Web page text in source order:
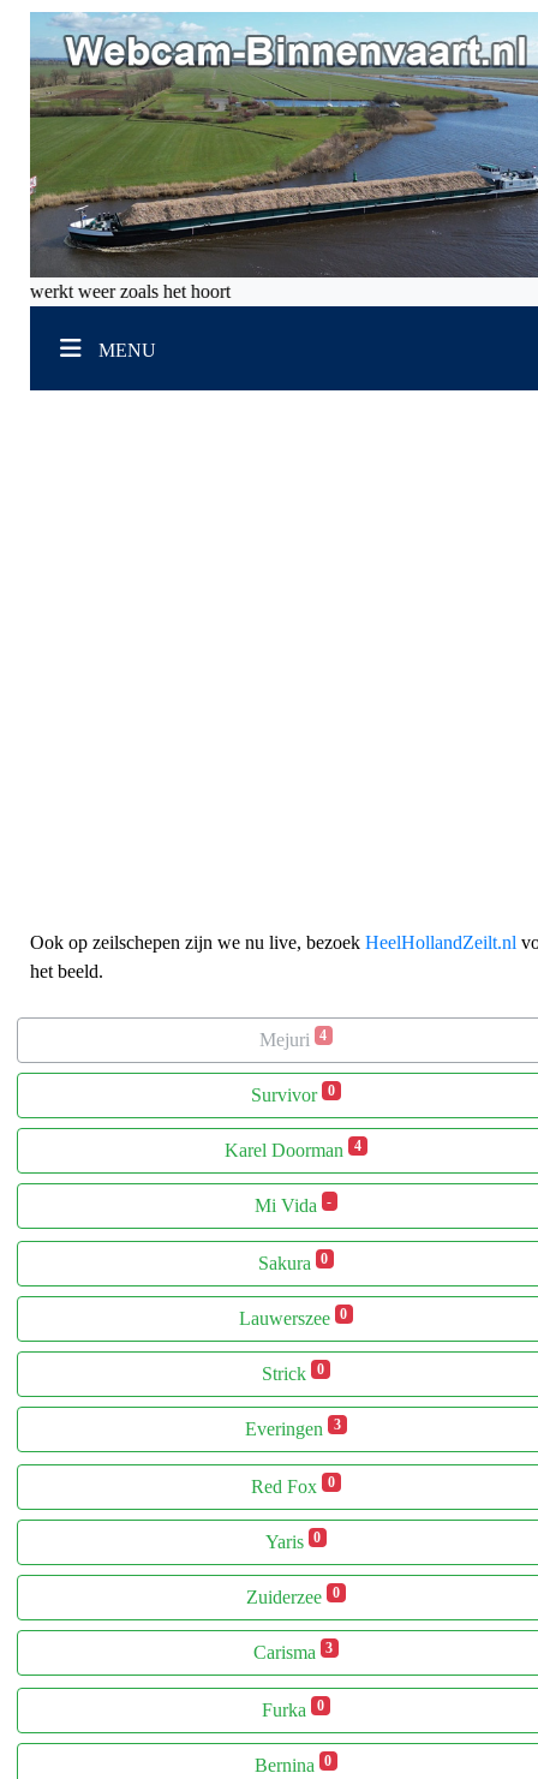
weer zoals het hoort
MENU
Ook op zeilschepen zijn we nu live, bezoek HeelHollandZeilt.nl
het beeld.
Mejuri 4
Survivor 0
Karel Doorman 4
Mi Vida -
Sakura 0
Lauwerszee 0
Strick 0
Everingen 3
Red Fox 0
Yaris 0
Zuiderzee 0
Carisma 3
Furka 0
Bernina 0